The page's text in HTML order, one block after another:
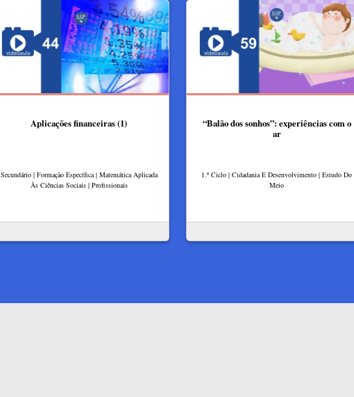
Aplicações financeiras (1)
Secundário | Formação Específica | Matemática Aplicada
Às Ciências Sociais | Profissionais
“Balão dos sonhos”: experiências com o
ar
1.º Ciclo | Cidadania E Desenvolvimento | Estudo Do
Meio